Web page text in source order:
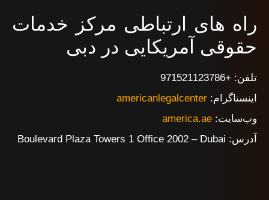
راه های ارتباطی مرکز خدمات
حقوقی آمریکایی در دبی
تلفن: +971521123786
اینستاگرام: americanlegalcenter
وب‌سایت: america.ae
آدرس: Boulevard Plaza Towers 1 Office 2002 – Dubai